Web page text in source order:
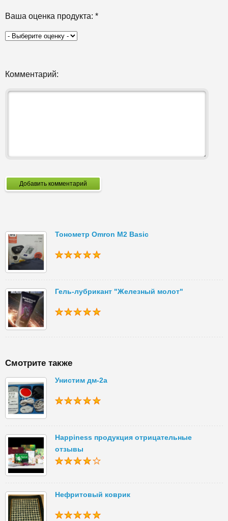
Ваша оценка продукта: *
Комментарий:
Добавить комментарий
Тонометр Omron M2 Basic
Гель-лубрикант "Железный молот"
Смотрите также
Унистим дм-2а
Happiness продукция отрицательные
отзывы
Нефритовый коврик